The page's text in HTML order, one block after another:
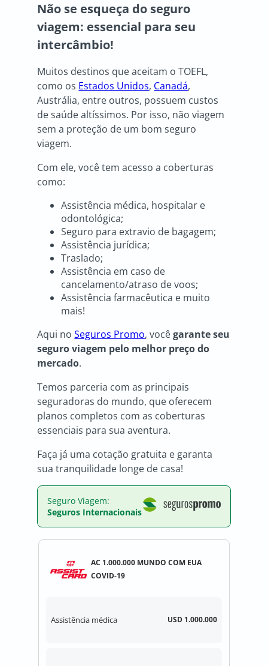
Não se esqueça do seguro
viagem: essencial para seu
intercâmbio!
Muitos destinos que aceitam o TOEFL,
como os Estados Unidos, Canadá,
Austrália, entre outros, possuem custos
de saúde altíssimos. Por isso, não viagem
sem a proteção de um bom seguro
viagem.
Com ele, você tem acesso a coberturas
como:
Assistência médica, hospitalar e
odontológica;
Seguro para extravio de bagagem;
Assistência jurídica;
Traslado;
Assistência em caso de
cancelamento/atraso de voos;
Assistência farmacêutica e muito
mais!
Aqui noSeguros Promo, vocêgarante seu
seguro viagem pelo melhor preço do
mercado.
Temos parceria com as principais
seguradoras do mundo, que oferecem
planos completos com as coberturas
essenciais para sua aventura.
Faça já uma cotação gratuita e garanta
sua tranquilidade longe de casa!
Seguro Viagem:
Seguros Internacionais
AC 1.000.000 MUNDO COM EUA
COVID-19
Assistência médica USD 1.000.000